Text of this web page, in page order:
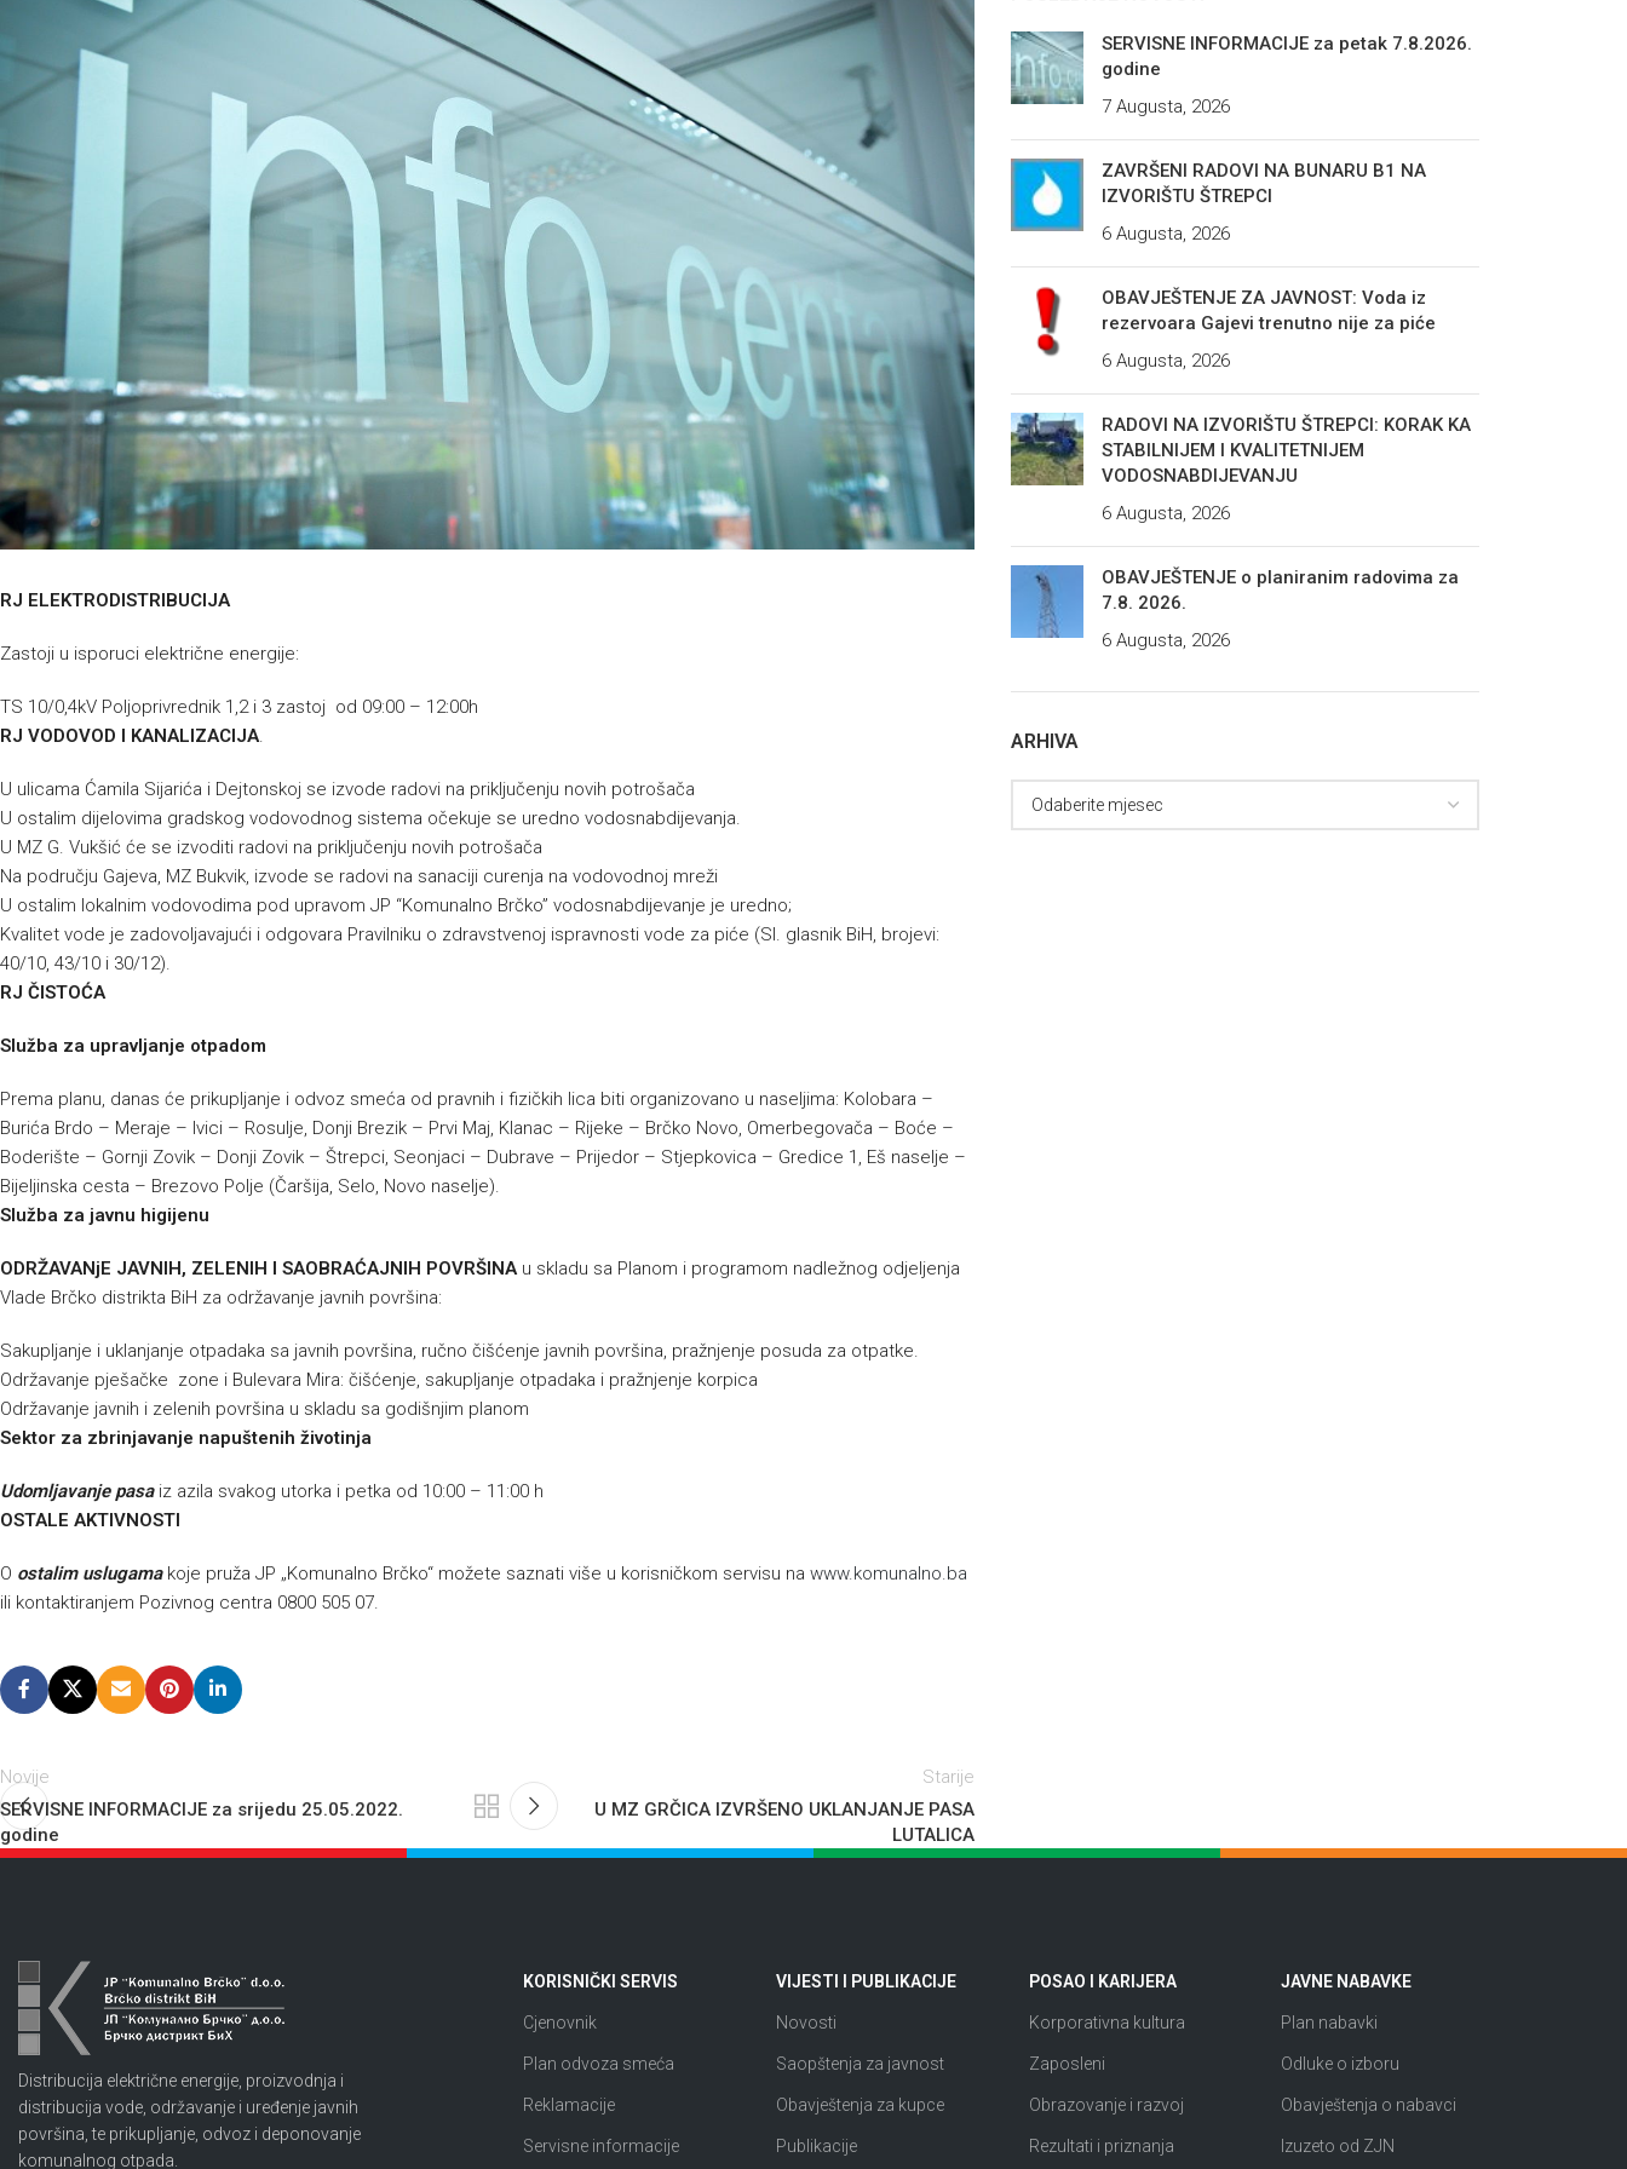
RJ ELEKTRODISTRIBUCIJA
Zastoji u isporuci električne energije:
TS 10/0,4kV Poljoprivrednik 1,2 i 3 zastoj od 09:00 – 12:00h
RJ VODOVOD I KANALIZACIJA.
U ulicama Ćamila Sijarića i Dejtonskoj se izvode radovi na priključenju novih potrošača
U ostalim dijelovima gradskog vodovodnog sistema očekuje se uredno vodosnabdijevanja.
U MZ G. Vukšić će se izvoditi radovi na priključenju novih potrošača
Na području Gajeva, MZ Bukvik, izvode se radovi na sanaciji curenja na vodovodnoj mreži
U ostalim lokalnim vodovodima pod upravom JP “Komunalno Brčko” vodosnabdijevanje je uredno;
Kvalitet vode je zadovoljavajući i odgovara Pravilniku o zdravstvenoj ispravnosti vode za piće (Sl. glasnik BiH, brojevi:
40/10, 43/10 i 30/12).
RJ ČISTOĆA
Služba za upravljanje otpadom
Prema planu, danas će prikupljanje i odvoz smeća od pravnih i fizičkih lica biti organizovano u naseljima: Kolobara –
Burića Brdo – Meraje – Ivici – Rosulje, Donji Brezik – Prvi Maj, Klanac – Rijeke – Brčko Novo, Omerbegovača – Boće –
Boderište – Gornji Zovik – Donji Zovik – Štrepci, Seonjaci – Dubrave – Prijedor – Stjepkovica – Gredice 1, Eš naselje –
Bijeljinska cesta – Brezovo Polje (Čaršija, Selo, Novo naselje).
Služba za javnu higijenu
ODRŽAVANjE JAVNIH, ZELENIH I SAOBRAĆAJNIH POVRŠINAu skladu sa Planom i programom nadležnog odjeljenja
Vlade Brčko distrikta BiH za održavanje javnih površina:
Sakupljanje i uklanjanje otpadaka sa javnih površina, ručno čišćenje javnih površina, pražnjenje posuda za otpatke.
Održavanje pješačke zone i Bulevara Mira: čišćenje, sakupljanje otpadaka i pražnjenje korpica
Održavanje javnih i zelenih površina u skladu sa godišnjim planom
Sektor za zbrinjavanje napuštenih životinja
Udomljavanje pasaiz azila svakog utorka i petka od 10:00 – 11:00 h
OSTALE AKTIVNOSTI
O ostalim uslugamakoje pruža JP „Komunalno Brčko“ možete saznati više u korisničkom servisu na www.komunalno.ba
ili kontaktiranjem Pozivnog centra 0800 505 07.
Novije
SERVISNE INFORMACIJE za srijedu 25.05.2022.
godine
Starije
U MZ GRČICA IZVRŠENO UKLANJANJE PASA
LUTALICA
SERVISNE INFORMACIJE za petak 7.8.2026.
godine
7 Augusta, 2026
ZAVRŠENI RADOVI NA BUNARU B1 NA
IZVORIŠTU ŠTREPCI
6 Augusta, 2026
OBAVJEŠTENJE ZA JAVNOST: Voda iz
rezervoara Gajevi trenutno nije za piće
6 Augusta, 2026
RADOVI NA IZVORIŠTU ŠTREPCI: KORAK KA
STABILNIJEM I KVALITETNIJEM
VODOSNABDIJEVANJU
6 Augusta, 2026
OBAVJEŠTENJE o planiranim radovima za
7.8. 2026.
6 Augusta, 2026
ARHIVA
Distribucija električne energije, proizvodnja i
distribucija vode, održavanje i uređenje javnih
površina, te prikupljanje, odvoz i deponovanje
komunalnog otpada.
KORISNIČKI SERVIS
Cjenovnik
Plan odvoza smeća
Reklamacije
Servisne informacije
VIJESTI I PUBLIKACIJE
Novosti
Saopštenja za javnost
Obavještenja za kupce
Publikacije
POSAO I KARIJERA
Korporativna kultura
Zaposleni
Obrazovanje i razvoj
Rezultati i priznanja
JAVNE NABAVKE
Plan nabavki
Odluke o izboru
Obavještenja o nabavci
Izuzeto od ZJN